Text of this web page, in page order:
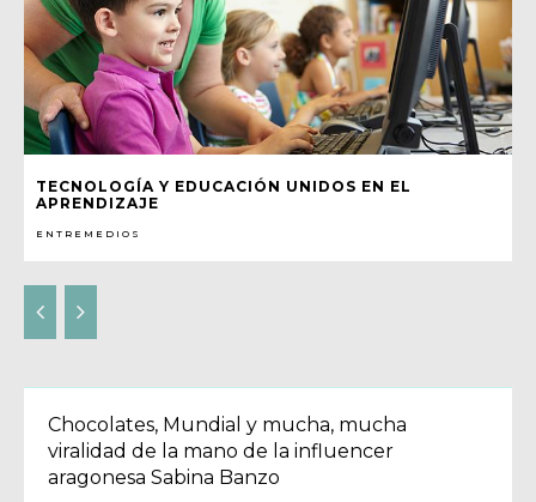
TECNOLOGÍA Y EDUCACIÓN UNIDOS EN EL
APRENDIZAJE
ENTREMEDIOS
Chocolates, Mundial y mucha, mucha
viralidad de la mano de la influencer
aragonesa Sabina Banzo